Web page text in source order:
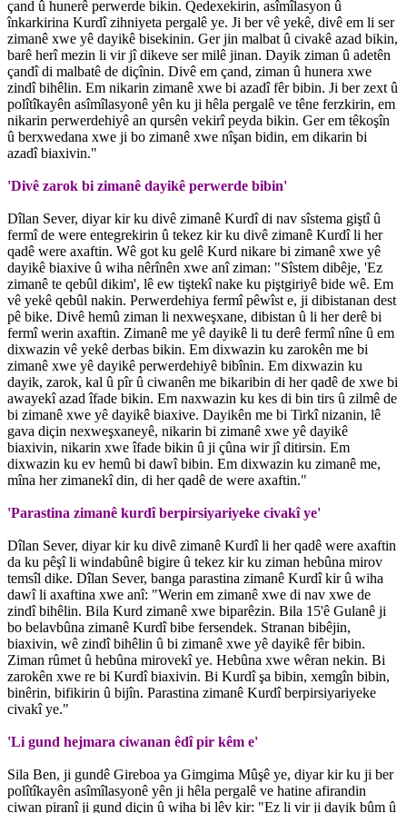
çand û hunerê perwerde bikin. Qedexekirin, asîmîlasyon û
înkarkirina Kurdî zihniyeta pergalê ye. Ji ber vê yekê, divê em li ser
zimanê xwe yê dayikê bisekinin. Ger jin malbat û civakê azad bikin,
barê herî mezin li vir jî dikeve ser milê jinan. Dayik ziman û adetên
çandî di malbatê de diçînin. Divê em çand, ziman û hunera xwe
zindî bihêlin. Em nikarin zimanê xwe bi azadî fêr bibin. Ji ber zext û
polîtîkayên asîmîlasyonê yên ku ji hêla pergalê ve têne ferzkirin, em
nikarin perwerdehiyê an qursên vekirî peyda bikin. Ger em têkoşîn
û berxwedana xwe ji bo zimanê xwe nîşan bidin, em dikarin bi
azadî biaxivin."
'Divê zarok bi zimanê dayikê perwerde bibin'
Dîlan Sever, diyar kir ku divê zimanê Kurdî di nav sîstema giştî û
fermî de were entegrekirin û tekez kir ku divê zimanê Kurdî li her
qadê were axaftin. Wê got ku gelê Kurd nikare bi zimanê xwe yê
dayikê biaxive û wiha nêrînên xwe anî ziman: "Sîstem dibêje, 'Ez
zimanê te qebûl dikim', lê ew tiştekî nake ku piştgiriyê bide wê. Em
vê yekê qebûl nakin. Perwerdehiya fermî pêwîst e, ji dibistanan dest
pê bike. Divê hemû ziman li nexweşxane, dibistan û li her derê bi
fermî werin axaftin. Zimanê me yê dayikê li tu derê fermî nîne û em
dixwazin vê yekê derbas bikin. Em dixwazin ku zarokên me bi
zimanê xwe yê dayikê perwerdehiyê bibînin. Em dixwazin ku
dayik, zarok, kal û pîr û ciwanên me bikaribin di her qadê de xwe bi
awayekî azad îfade bikin. Em naxwazin ku kes di bin tirs û zilmê de
bi zimanê xwe yê dayikê biaxive. Dayikên me bi Tirkî nizanin, lê
gava diçin nexweşxaneyê, nikarin bi zimanê xwe yê dayikê
biaxivin, nikarin xwe îfade bikin û ji çûna wir jî ditirsin. Em
dixwazin ku ev hemû bi dawî bibin. Em dixwazin ku zimanê me,
mîna her zimanekî din, di her qadê de were axaftin."
'Parastina zimanê kurdî berpirsiyariyeke civakî ye'
Dîlan Sever, diyar kir ku divê zimanê Kurdî li her qadê were axaftin
da ku pêşî li windabûnê bigire û tekez kir ku ziman hebûna mirov
temsîl dike. Dîlan Sever, banga parastina zimanê Kurdî kir û wiha
dawî li axaftina xwe anî: "Werin em zimanê xwe di nav xwe de
zindî bihêlin. Bila Kurd zimanê xwe biparêzin. Bila 15'ê Gulanê ji
bo belavbûna zimanê Kurdî bibe fersendek. Stranan bibêjin,
biaxivin, wê zindî bihêlin û bi zimanê xwe yê dayikê fêr bibin.
Ziman rûmet û hebûna mirovekî ye. Hebûna xwe wêran nekin. Bi
zarokên xwe re bi Kurdî biaxivin. Bi Kurdî şa bibin, xemgîn bibin,
binêrin, bifikirin û bijîn. Parastina zimanê Kurdî berpirsiyariyeke
civakî ye."
'Li gund hejmara ciwanan êdî pir kêm e'
Sila Ben, ji gundê Gireboa ya Gimgima Mûşê ye, diyar kir ku ji ber
polîtîkayên asîmîlasyonê yên ji hêla pergalê ve hatine afirandin
ciwan piranî ji gund diçin û wiha bi lêv kir: "Ez li vir ji dayik bûm û